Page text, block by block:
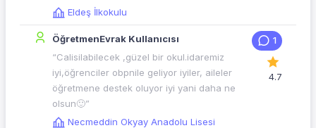
Eldeş İlkokulu
ÖğretmenEvrak Kullanıcısı
“Calisilabilecek ,güzel bir okul.idaremiz
iyi,öğrenciler obpnile geliyor iyiler, aileler
öğretmene destek oluyor iyi yani daha ne
olsun🙂”
Necmeddin Okyay Anadolu Lisesi
1
4.7